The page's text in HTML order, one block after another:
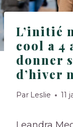
L’initié
cool a 4
donner
d’hiver
Par Leslie 11